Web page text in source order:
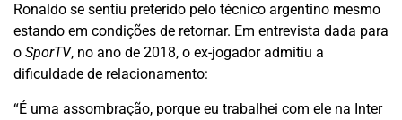
Ronaldo se sentiu preterido pelo técnico argentino mesmo
estando em condições de retornar. Em entrevista dada para
o SporTV, no ano de 2018, o ex-jogador admitiu a
dificuldade de relacionamento:
“É uma assombração, porque eu trabalhei com ele na Inter